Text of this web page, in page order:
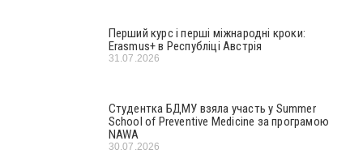
Перший курс і перші міжнародні кроки:
Erasmus+ в Республіці Австрія
31.07.2026
Студентка БДМУ взяла участь у Summer
School of Preventive Medicine за програмою
NAWA
30.07.2026